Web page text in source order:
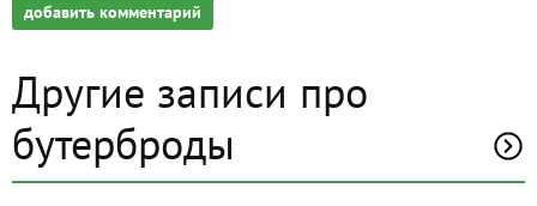
добавить комментарий
Другие записи про
бутерброды